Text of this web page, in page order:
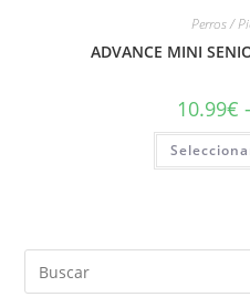
Perros /
ADVANCE MINI
10.99€ -